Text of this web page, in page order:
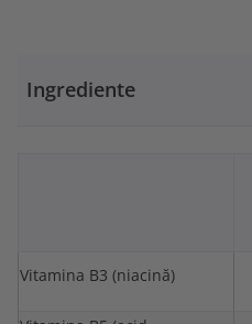
Ingrediente
Vitamina B3 (niacină)